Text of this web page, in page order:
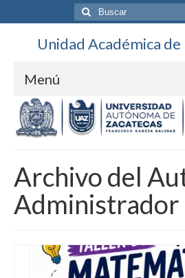
Buscar
por:
Unidad Académica
Menú
Contacto
Unidad
Personal
Calendario
Archivo del
Administrador